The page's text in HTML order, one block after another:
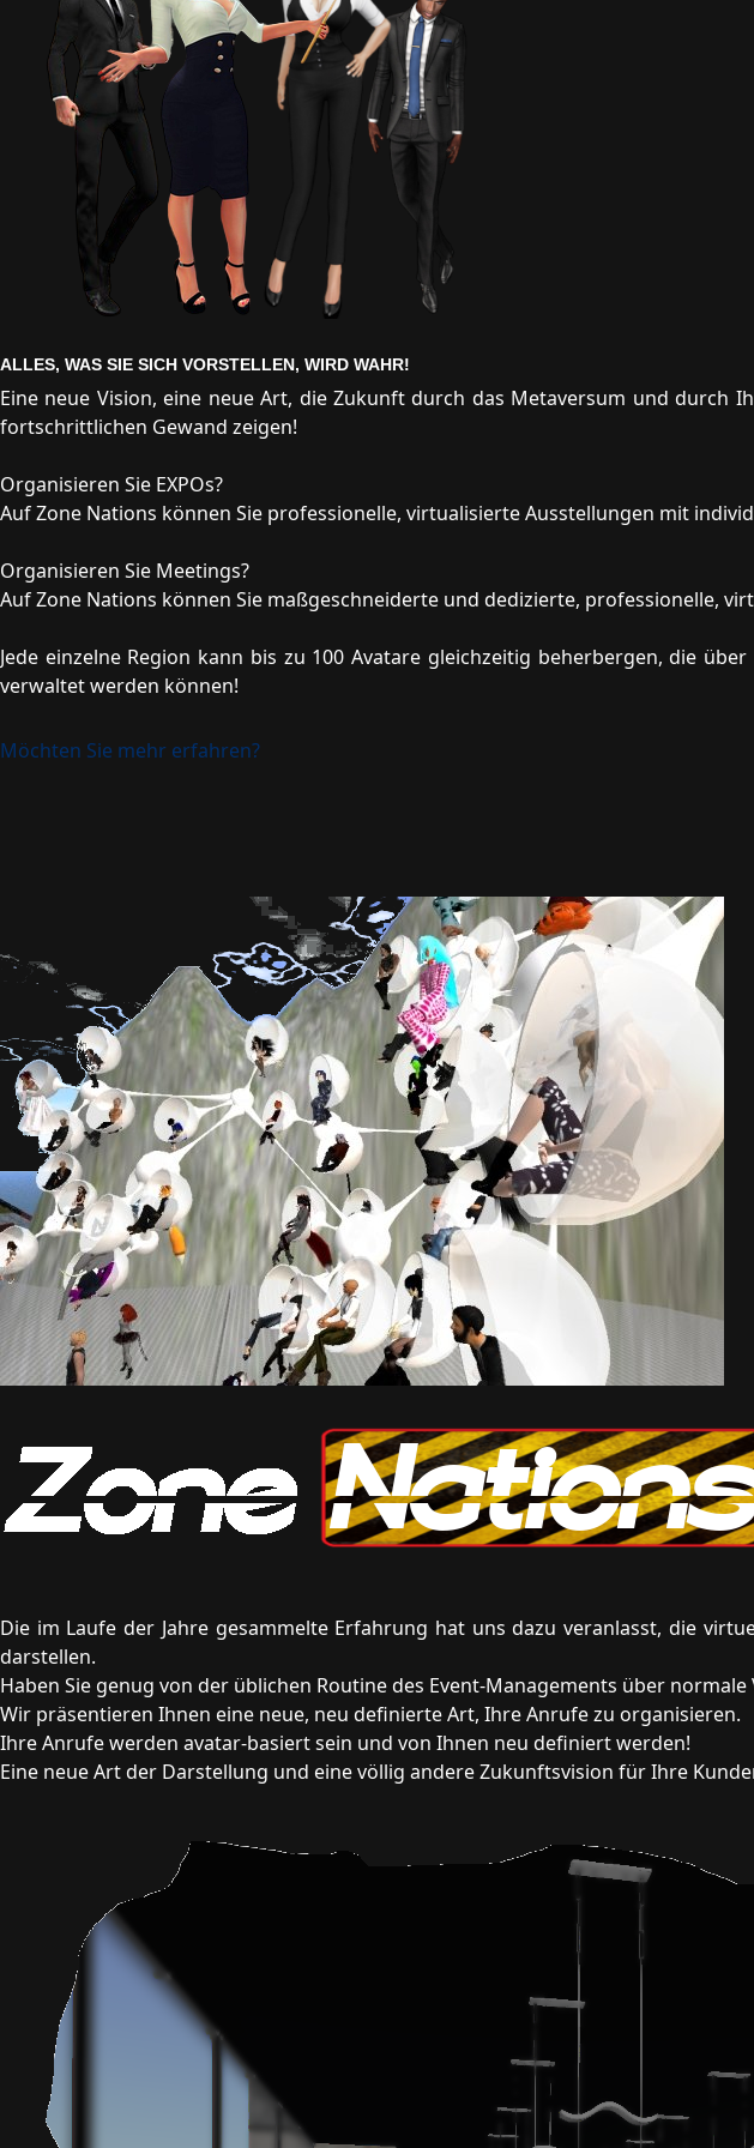
ALLES, WAS SIE SICH VORSTELLEN, WIRD WAHR!
Eine neue Vision, eine neue Art, die Zukunft durch das Metaversum und durch
fortschrittlichen Gewand zeigen!
Organisieren Sie EXPOs?
Auf Zone Nations können Sie professionelle, virtualisierte Ausstellungen mit
Organisieren Sie Meetings?
Auf Zone Nations können Sie maßgeschneiderte und dedizierte, professionelle,
Jede einzelne Region kann bis zu 100 Avatare gleichzeitig beherbergen, die
verwaltet werden können!
Möchten Sie mehr erfahren?
Die im Laufe der Jahre gesammelte Erfahrung hat uns dazu veranlasst, die
darstellen.
Haben Sie genug von der üblichen Routine des Event-Managements über
Wir präsentieren Ihnen eine neue, neu definierte Art, Ihre Anrufe zu organisieren.
Ihre Anrufe werden avatar-basiert sein und von Ihnen neu definiert werden!
Eine neue Art der Darstellung und eine völlig andere Zukunftsvision für Ihre